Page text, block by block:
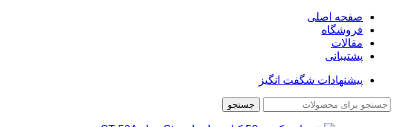
صفحه اصلی
فروشگاه
مقالات
پشتیبانی
پیشنهادات شگفت انگیز
جستجو